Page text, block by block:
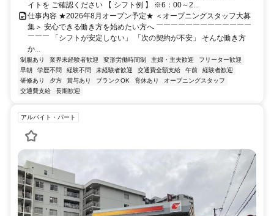
イトを ご確認ください 【 シフト例 】 ※6：00～2...
仕事内容 ★2026年8月オープン予定★ ＜オープニングスタッフ大募
集＞ 安心できる働き方を始めたい方へ ￣￣￣￣￣￣￣￣￣￣￣￣￣
￣￣￣ 「シフトが安定しない」 「次の契約が不安」 そんな働き方
か...
制服あり 業界未経験者歓迎 変形労働時間制 主婦・主夫歓迎
フリーター歓迎
早朝
学歴不問 経験不問 未経験者歓迎 交通費全額支給 午前
経験者歓迎
研修あり
夕方 賞与あり ブランクOK 育休あり
オープニングスタッフ
交通費支給
長期歓迎
アルバイト・パート